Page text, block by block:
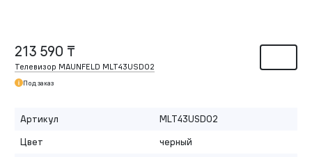
213 590 ₸
Телевизор MAUNFELD MLT43USD02
Под заказ
Артикул
MLT43USD02
Цвет
черный